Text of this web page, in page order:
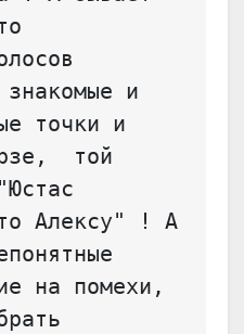
знакомые и
точки и
той
Алексу" ! А
на помехи,